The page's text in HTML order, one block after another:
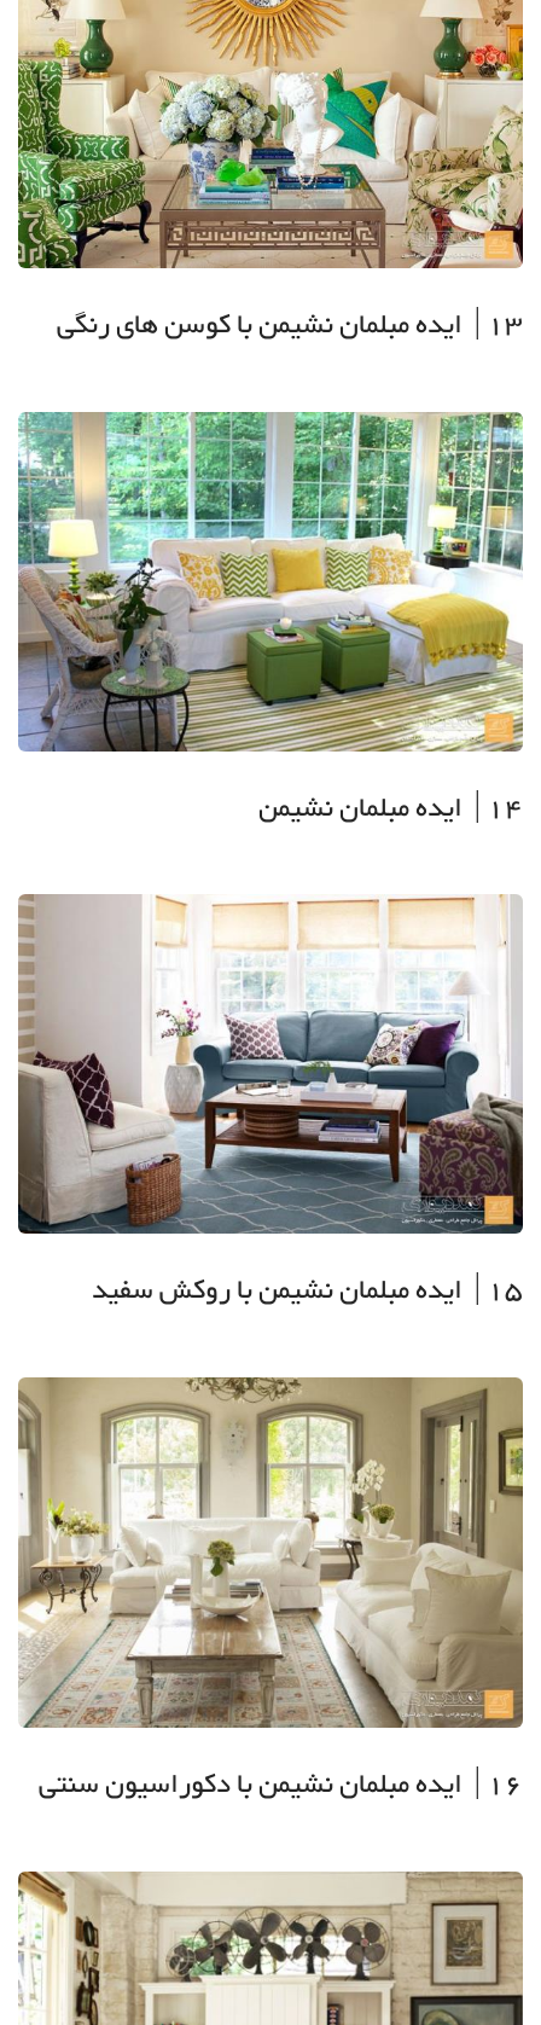
13| ایده مبلمان نشیمن با کوسن های رنگی
14| ایده مبلمان نشیمن
15| ایده مبلمان نشیمن با روکش سفید
16| ایده مبلمان نشیمن با دکوراسیون سنتی